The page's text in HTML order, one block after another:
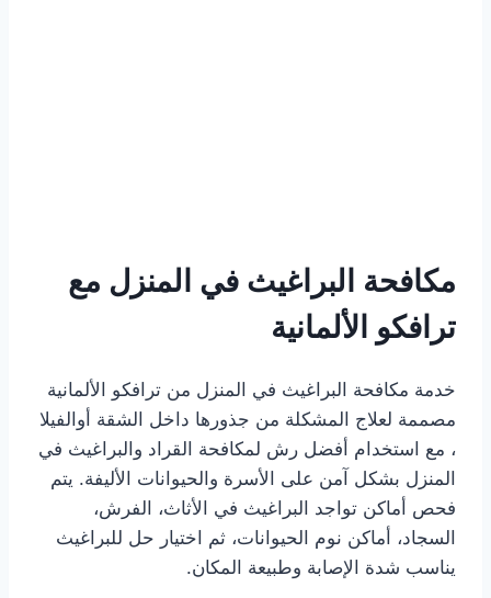
مكافحة البراغيث في المنزل مع
ترافكو الألمانية
خدمة مكافحة البراغيث في المنزل من ترافكو الألمانية
مصممة لعلاج المشكلة من جذورها داخل الشقة أوالفيلا
، مع استخدام أفضل رش لمكافحة القراد والبراغيث في
المنزل بشكل آمن على الأسرة والحيوانات الأليفة. يتم
فحص أماكن تواجد البراغيث في الأثاث، الفرش،
السجاد، أماكن نوم الحيوانات، ثم اختيار حل للبراغيث
يناسب شدة الإصابة وطبيعة المكان.